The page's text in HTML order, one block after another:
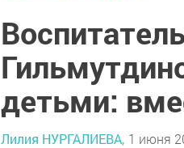
детьми:
Лилия НУРГАЛИЕВА, 1 июня